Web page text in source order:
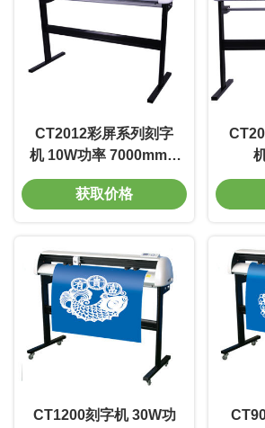
CT2012彩屏系列刻字
机 10W功率 7000mm/s
重复精度0.002mm 免维
护 模板C
获取价格
质
CT1200刻字机 30W功